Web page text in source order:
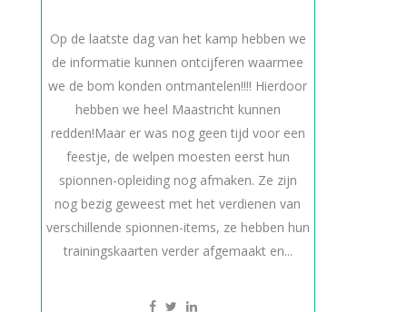
Op de laatste dag van het kamp hebben we
de informatie kunnen ontcijferen waarmee
we de bom konden ontmantelen!!!! Hierdoor
hebben we heel Maastricht kunnen
redden!Maar er was nog geen tijd voor een
feestje, de welpen moesten eerst hun
spionnen-opleiding nog afmaken. Ze zijn
nog bezig geweest met het verdienen van
verschillende spionnen-items, ze hebben hun
trainingskaarten verder afgemaakt en...